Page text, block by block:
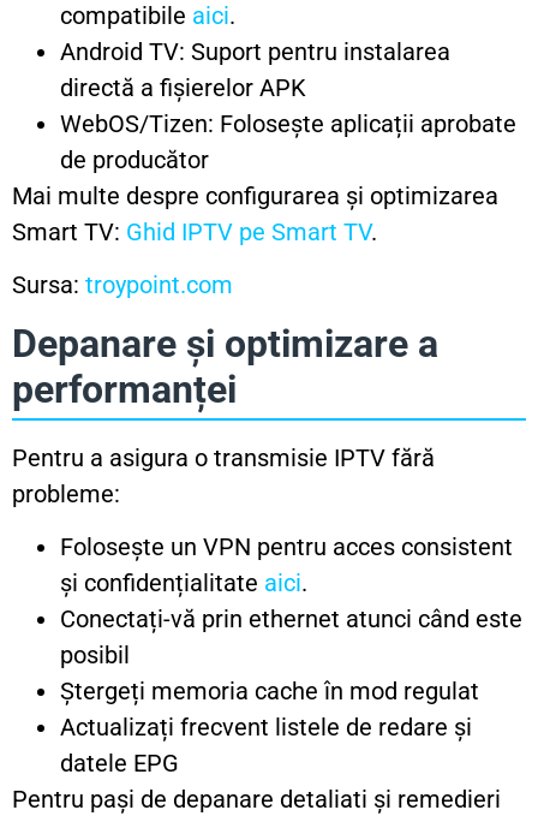
compatibile aici.
Android TV: Suport pentru instalarea
directă a fișierelor APK
WebOS/Tizen: Folosește aplicații aprobate
de producător
Mai multe despre configurarea și optimizarea
Smart TV: Ghid IPTV pe Smart TV.
Sursa: troypoint.com
Depanare și optimizare a
performanței
Pentru a asigura o transmisie IPTV fără
probleme:
Folosește un VPN pentru acces consistent
și confidențialitate aici.
Conectați-vă prin ethernet atunci când este
posibil
Ștergeți memoria cache în mod regulat
Actualizați frecvent listele de redare și
datele EPG
Pentru pași de depanare detaliati și remedieri